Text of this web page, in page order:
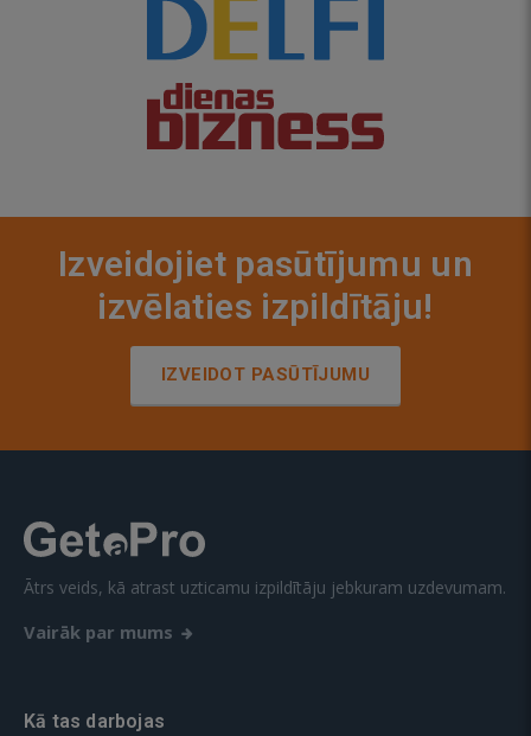
Izveidojiet pasūtījumu un
izvēlaties izpildītāju!
IZVEIDOT PASŪTĪJUMU
Ātrs veids, kā atrast uzticamu izpildītāju jebkuram uzdevumam.
Vairāk par mums
Kā tas darbojas